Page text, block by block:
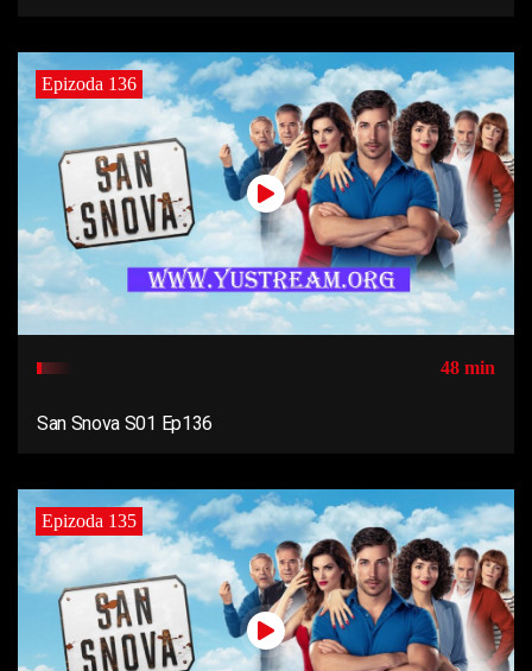
Epizoda 136
48 min
San Snova S01 Ep136
Epizoda 135